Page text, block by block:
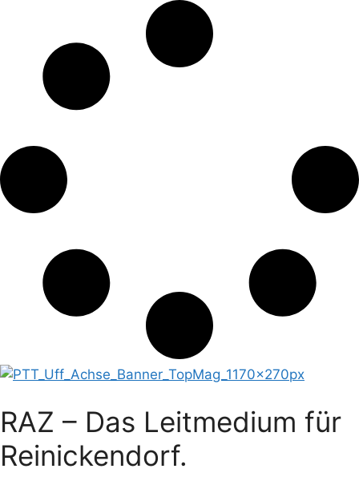
RAZ – Das Leitmedium für
Reinickendorf.